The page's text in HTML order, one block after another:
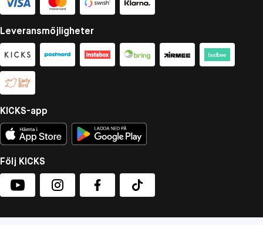
Leveransmöjligheter
KICKS-app
Följ KICKS